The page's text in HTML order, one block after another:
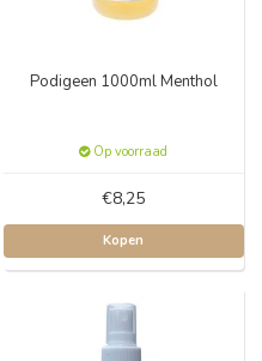
Podigeen 1000ml Menthol
Op voorraad
€8,25
Kopen